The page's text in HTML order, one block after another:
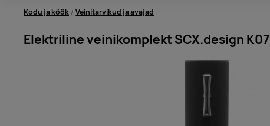
Kodu ja köök Veinitarvikud ja avajad
Elektriline veinikomplekt SCX.design K07